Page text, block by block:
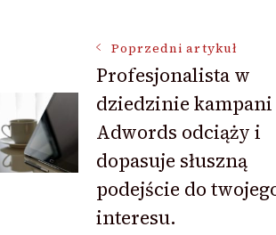
Nawigacja
wpisu
Poprzedni artykuł
Profesjonalista w
dziedzinie kampani
Adwords odciąży i
dopasuje słuszną
podejście do
interesu.